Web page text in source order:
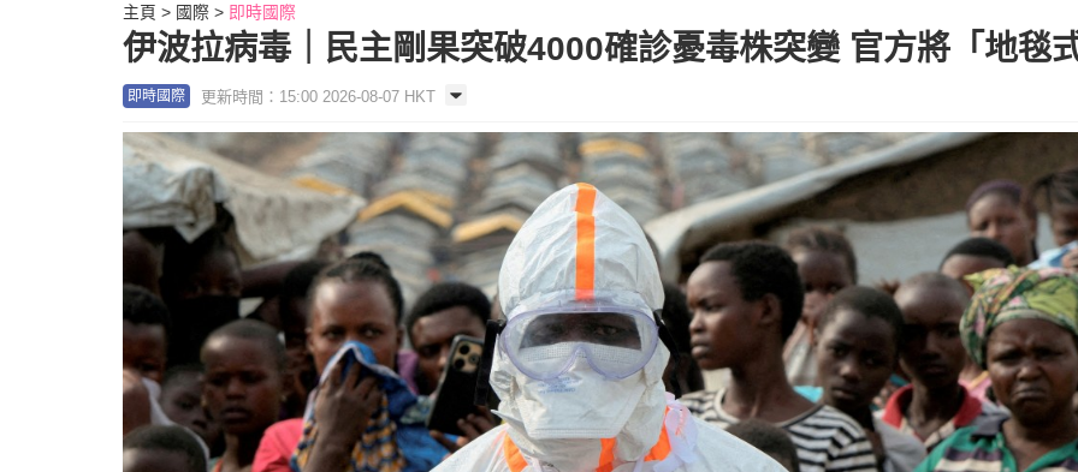
主頁 國際 即時國際
伊波拉病毒｜民主剛果突破4000確診憂毒株突變 官方將「地毯
即時國際 更新時間：15:00 2026-08-07 HKT